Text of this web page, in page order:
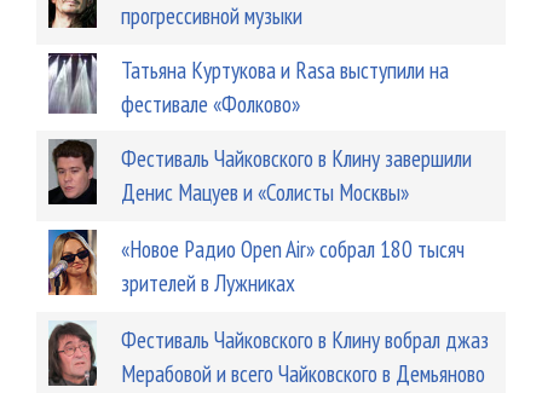
прогрессивной музыки
Татьяна Куртукова и Rasa выступили на
фестивале «Фолково»
Фестиваль Чайковского в Клину завершили
Денис Мацуев и «Солисты Москвы»
«Новое Радио Open Air» собрал 180 тысяч
зрителей в Лужниках
Фестиваль Чайковского в Клину вобрал джаз
Мерабовой и всего Чайковского в Демьяново